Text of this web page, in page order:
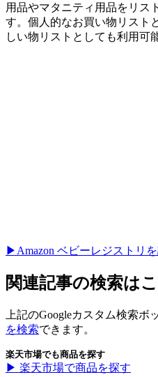
用品やマタニティ用品をリス
す。個人的なお買い物リスト
しい物リストとしても利用可
▶︎Amazon ベビーレジストリ
関連記事の検索は
上記のGoogleカスタム検索ボ
を検索できます。
楽天市場でも商品を探す
▶︎ 楽天市場で商品を探す